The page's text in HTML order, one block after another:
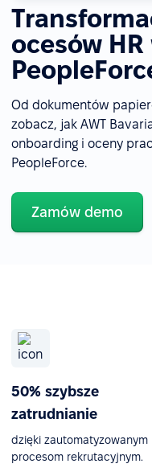
ocesów HR
Od dokumentów
zobacz, jak AWT
onboarding i oceny
PeopleForce.
Zamów demo
50% szybsze
zatrudnianie
dzięki zautomatyzowanym
procesom rekrutacyjnym.